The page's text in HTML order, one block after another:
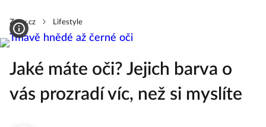
Zeny.cz Lifestyle
Jaké máte oči? Jejich barva o
vás prozradí víc, než si myslíte